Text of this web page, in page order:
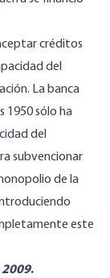
créditos
del
La banca
1950 sólo ha
del
subvencionar
de la
este
.